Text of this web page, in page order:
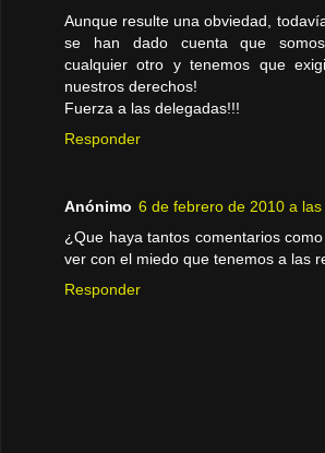
Aunque resulte una obviedad,
se han dado cuenta que
cualquier otro y tenemos que
nuestros derechos!
Fuerza a las delegadas!!!
Responder
Anónimo 6 de febrero de 2010 a las
¿Que haya tantos comentarios
ver con el miedo que tenemos a las
Responder